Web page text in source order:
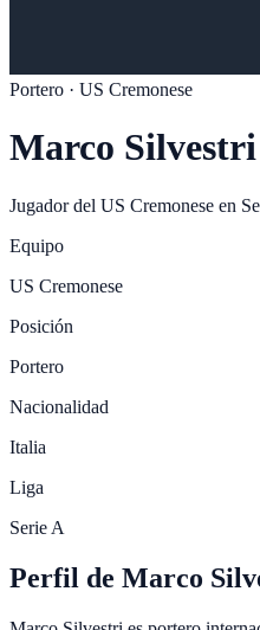
Portero · US Cremonese
Marco Silvestri
Jugador del US Cremonese en
Equipo
US Cremonese
Posición
Portero
Nacionalidad
Italia
Liga
Serie A
Perfil de Marco